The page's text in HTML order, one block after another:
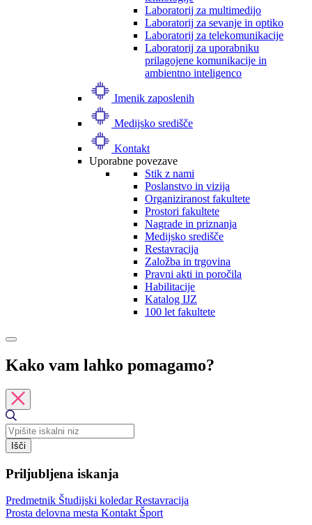
Laboratorij za multimedijo
Laboratorij za sevanje in optiko
Laboratorij za telekomunikacije
Laboratorij za uporabniku
prilagojene komunikacije in
ambientno inteligenco
Imenik zaposlenih
Medijsko središče
Kontakt
Uporabne povezave
Stik z nami
Poslanstvo in vizija
Organiziranost fakultete
Prostori fakultete
Nagrade in priznanja
Medijsko središče
Restavracija
Založba in trgovina
Pravni akti in poročila
Habilitacije
Katalog IJZ
100 let fakultete
Kako vam lahko pomagamo?
Išči
Priljubljena iskanja
Predmetnik Študijski koledarRestavracija
Prosta delovna mesta Kontakt Šport